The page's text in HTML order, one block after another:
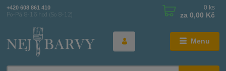
Menu
+420 608 861 410
Po-Pá 8-16 hod (So 8-12)
0 ks
za 0,00 Kč